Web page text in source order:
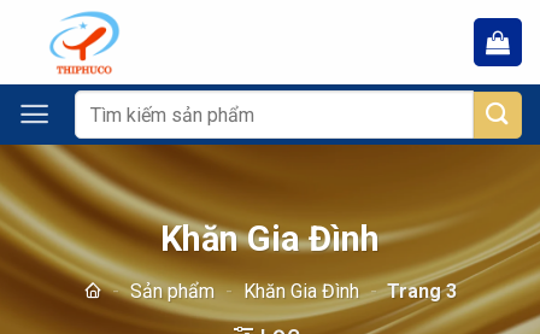
dung
Tìm
kiếm:
Khăn Gia Đình
- Sản phẩm - Khăn Gia Đình - Trang 3